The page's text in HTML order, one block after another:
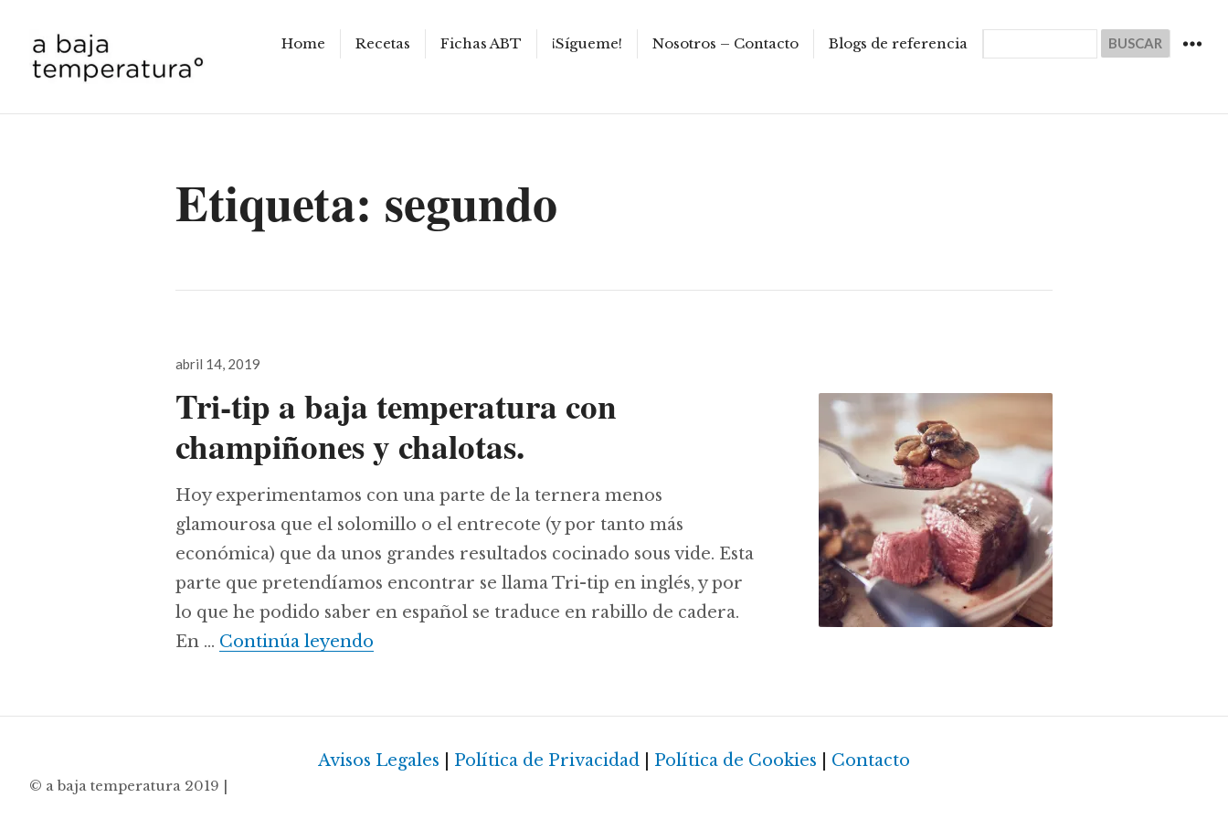
a baja temperatura
Home Recetas Fichas ABT ¡Sígueme! Nosotros – Contacto Blogs de referencia
Etiqueta: segundo
Publicado
abril 14, 2019
Tri-tip a baja temperatura con
champiñones y chalotas.
Hoy experimentamos con una parte de la ternera menos
glamourosa que el solomillo o el entrecote (y por tanto más
económica) que da unos grandes resultados cocinado sous vide. Esta
parte que pretendíamos encontrar se llama Tri-tip en inglés, y por
lo que he podido saber en español se traduce en rabillo de cadera.
En … Continúa leyendo
Avisos Legales Política de Privacidad Política de Cookies Contacto
© a baja temperatura 2019 |